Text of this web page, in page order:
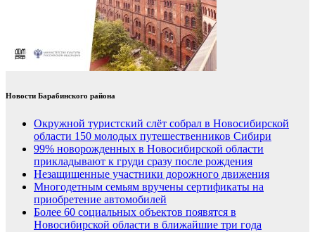
Новости Барабинского района
Окружной туристский слёт собрал в Новосибирской
области 150 молодых путешественников Сибири
99% новорожденных в Новосибирской области
прикладывают к груди сразу после рождения
Незащищенные участники дорожного движения
Многодетным семьям вручены сертификаты на
приобретение автомобилей
Более 60 социальных объектов появятся в
Новосибирской области в ближайшие три года